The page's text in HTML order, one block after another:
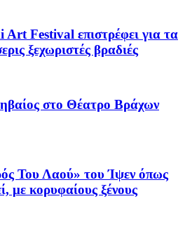
Festival επιστρέφει για τα
ξεχωριστές βραδιές
στο Θέατρο Βράχων
Του Λαού» του Ίψεν όπως
με κορυφαίους ξένους